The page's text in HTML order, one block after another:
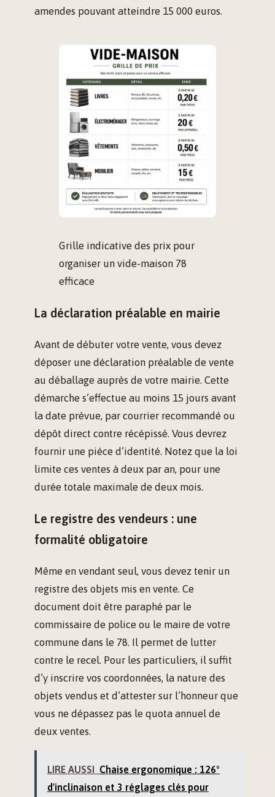
amendes pouvant atteindre 15 000 euros.
Grille indicative des prix pour
organiser un vide-maison 78
efficace
La déclaration préalable en mairie
Avant de débuter votre vente, vous devez
déposer une déclaration préalable de vente
au déballage auprès de votre mairie. Cette
démarche s’effectue au moins 15 jours avant
la date prévue, par courrier recommandé ou
dépôt direct contre récépissé. Vous devrez
fournir une pièce d’identité. Notez que la loi
limite ces ventes à deux par an, pour une
durée totale maximale de deux mois.
Le registre des vendeurs : une
formalité obligatoire
Même en vendant seul, vous devez tenir un
registre des objets mis en vente. Ce
document doit être paraphé par le
commissaire de police ou le maire de votre
commune dans le 78. Il permet de lutter
contre le recel. Pour les particuliers, il suffit
d’y inscrire vos coordonnées, la nature des
objets vendus et d’attester sur l’honneur que
vous ne dépassez pas le quota annuel de
deux ventes.
LIRE AUSSI Chaise ergonomique : 126°
d'inclinaison et 3 réglages clés pour